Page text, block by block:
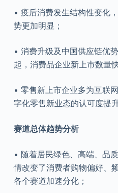
• 疫后消费发生结构性变化
势更加明显；
• 消费升级及中国供应链优
起，消费品企业新上市数量
• 零售新上市企业多为互联
字化零售新业态的认可度提升
赛道总体趋势分析
• 随着居民绿色、高端、品
情改变了消费者购物偏好、
各个赛道加速分化；